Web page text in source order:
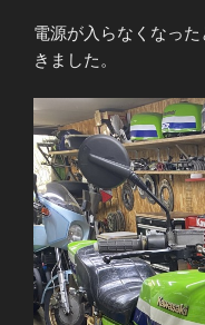
グ
ア
ム
に
ク
ラ
ッ
ク
発
見”
電源が入らなくなっ
きました。